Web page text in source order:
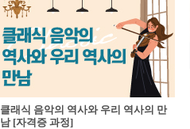
클래식 음악의 역사와 우리 역사의 만
남 [자격증 과정]